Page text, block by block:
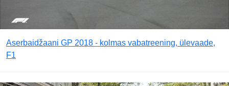
Aserbaidžaani GP 2018 - kolmas vabatreening, ülevaade,
F1